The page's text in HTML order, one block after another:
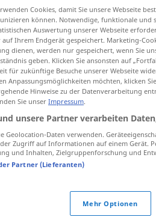
antippen)
Cookies, damit Sie unsere Webseite
können. Notwendige, funktionale und
Auswertung unserer Webseite
auf Ihrem Endgerät gespeichert. Marketing-
dienen, werden nur gespeichert, wenn Sie
geben. Klicken Sie ansonsten auf
für zukünftige Besuche unserer Webseite
Anpassungsmöglichkeiten möchten, klicken
Hinweise zu der Datenverarbeitung
Sie unser Impressum.
unsere Partner verarbeiten
Geolocation-Daten verwenden.
Zugriff auf Informationen auf einem Gerät.
und Inhalten, Zielgruppenforschung und
Partner (Lieferanten)
Mehr Optionen